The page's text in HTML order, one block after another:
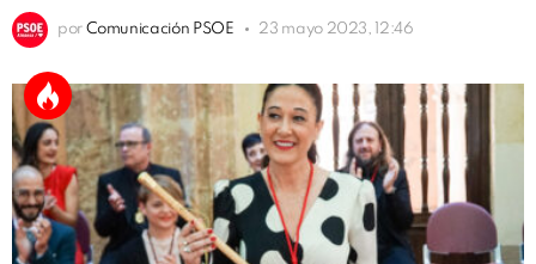
por Comunicación PSOE 23 mayo 2023, 12:46